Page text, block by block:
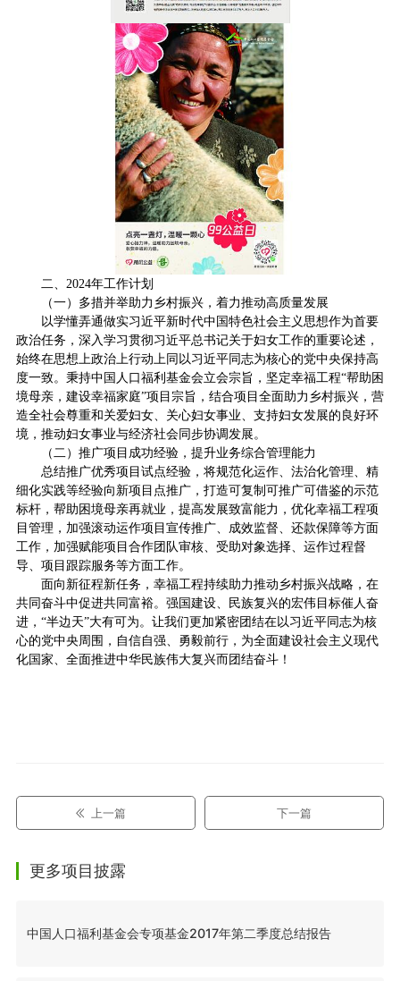
二、2024年工作计划
（一）多措并举助力乡村振兴，着力推动高质量发展
以学懂弄通做实习近平新时代中国特色社会主义思想作为首要
政治任务，深入学习贯彻习近平总书记关于妇女工作的重要论述，
始终在思想上政治上行动上同以习近平同志为核心的党中央保持高
度一致。秉持中国人口福利基金会立会宗旨，坚定幸福工程“帮助困
境母亲，建设幸福家庭”项目宗旨，结合项目全面助力乡村振兴，营
造全社会尊重和关爱妇女、关心妇女事业、支持妇女发展的良好环
境，推动妇女事业与经济社会同步协调发展。
（二）推广项目成功经验，提升业务综合管理能力
总结推广优秀项目试点经验，将规范化运作、法治化管理、精
细化实践等经验向新项目点推广，打造可复制可推广可借鉴的示范
标杆，帮助困境母亲再就业，提高发展致富能力，优化幸福工程项
目管理，加强滚动运作项目宣传推广、成效监督、还款保障等方面
工作，加强赋能项目合作团队审核、受助对象选择、运作过程督
导、项目跟踪服务等方面工作。
面向新征程新任务，幸福工程持续助力推动乡村振兴战略，在
共同奋斗中促进共同富裕。强国建设、民族复兴的宏伟目标催人奋
进，“半边天”大有可为。让我们更加紧密团结在以习近平同志为核
心的党中央周围，自信自强、勇毅前行，为全面建设社会主义现代
化国家、全面推进中华民族伟大复兴而团结奋斗！
上一篇 下一篇
更多项目披露
中国人口福利基金会专项基金2017年第二季度总结报告